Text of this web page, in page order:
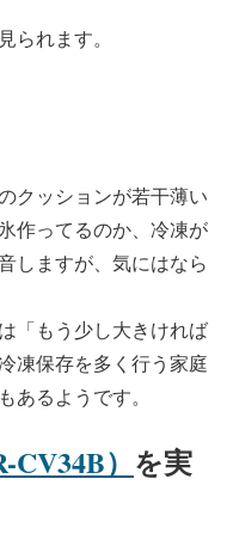
られます。
クッションが若干薄い
作ってるのか、冷凍が
しますが、気にはなら
「もう少し大きければ
凍保存を多く行う家庭
あるようです。
） を実